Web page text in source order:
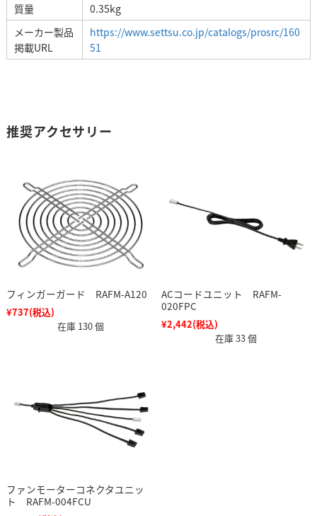
質量
0.35kg
メーカー製品
掲載URL
https://www.settsu.co.jp/catalogs/prosrc/160
51
推奨アクセサリー
フィンガーガード RAFM-A120
¥737(税込)
在庫 130 個
ACコードユニット RAFM-
020FPC
¥2,442(税込)
在庫 33 個
ファンモーターコネクタユニッ
ト RAFM-004FCU